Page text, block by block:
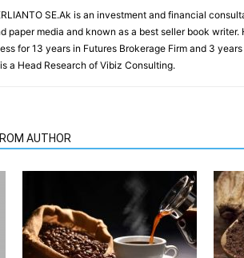
SE.Ak is an investment and financial
paper media and known as a best seller book writer.
for 13 years in Futures Brokerage Firm and 3
a Head Research of Vibiz Consulting.
AUTHOR